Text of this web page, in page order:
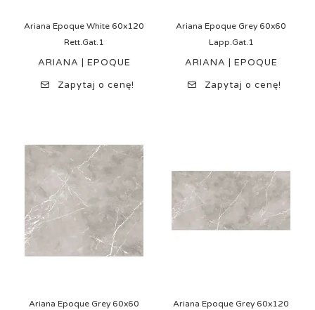
Ariana Epoque White 60x120
Rett.Gat.1
ARIANA | EPOQUE
Zapytaj o cenę!
Ariana Epoque Grey 60x60
Lapp.Gat.1
ARIANA | EPOQUE
Zapytaj o cenę!
Ariana Epoque Grey 60x60
Ariana Epoque Grey 60x120